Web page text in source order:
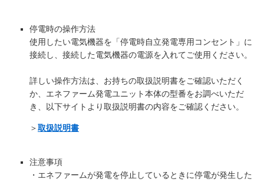
停電時の操作方法
使用したい電気機器を「停電時自立発電専用コンセント」に
接続し、接続した電気機器の電源を入れてご使用ください。
詳しい操作方法は、お持ちの取扱説明書をご確認いただく
か、エネファーム発電ユニット本体の型番をお調べいただ
き、以下サイトより取扱説明書の内容をご確認ください。
＞取扱説明書
注意事項
・エネファームが発電を停止しているときに停電が発生した